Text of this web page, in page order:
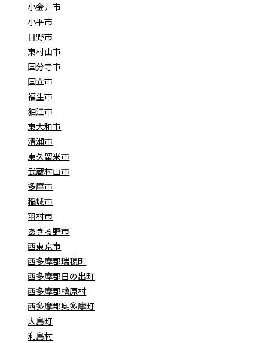
小金井市
小平市
日野市
東村山市
国分寺市
国立市
福生市
狛江市
東大和市
清瀬市
東久留米市
武蔵村山市
多摩市
稲城市
羽村市
あきる野市
西東京市
西多摩郡瑞穂町
西多摩郡日の出町
西多摩郡檜原村
西多摩郡奥多摩町
大島町
利島村